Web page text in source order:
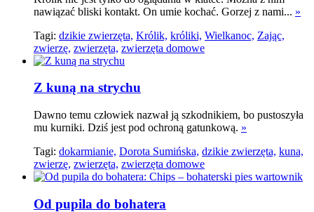
nawiązać bliski kontakt. On umie kochać. Gorzej z nami... »
Tagi: dzikie zwierzęta, Królik, króliki, Wielkanoc, Zając,
zwierzę, zwierzęta, zwierzęta domowe
Z kuną na strychu
Dawno temu człowiek nazwał ją szkodnikiem, bo pustoszyła
mu kurniki. Dziś jest pod ochroną gatunkową. »
Tagi: dokarmianie, Dorota Sumińska, dzikie zwierzęta, kuna,
zwierzę, zwierzęta, zwierzęta domowe
Od pupila do bohatera